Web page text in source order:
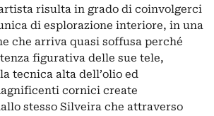
risulta in grado di coinvolgerci
di esplorazione interiore, in una
che arriva quasi soffusa perché
figurativa delle sue tele,
tecnica alta dell’olio ed
cornici create
stesso Silveira che attraverso